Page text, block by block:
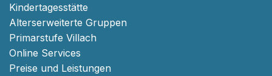
Kindertagesstätte
Alterserweiterte Gruppen
Primarstufe Villach
Online Services
Preise und Leistungen